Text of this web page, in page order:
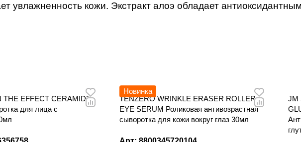
увлажненность кожи. Экстракт алоэ обладает
THE EFFECT CERAMIDE
для лица с
Новинка
TENZERO WRINKLE ERASER ROLLER
EYE SERUM Роликовая антивозрастная
сыворотка для кожи вокруг глаз 30мл
JM